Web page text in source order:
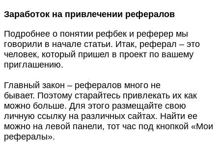
Заработок на привлечении рефералов
Подробнее о понятии рефбек и реферер мы
говорили в начале статьи. Итак, реферал – это
человек, который пришел в проект по вашему
приглашению.
Главный закон – рефералов много не
бывает. Поэтому старайтесь привлекать их как
можно больше. Для этого размещайте свою
личную ссылку на различных сайтах. Найти ее
можно на левой панели, тот час под кнопкой «Мои
рефералы».